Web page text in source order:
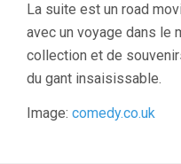
La suite est un road
avec un voyage dans le
collection et de
du gant insaisissable.
Image: comedy.co.uk